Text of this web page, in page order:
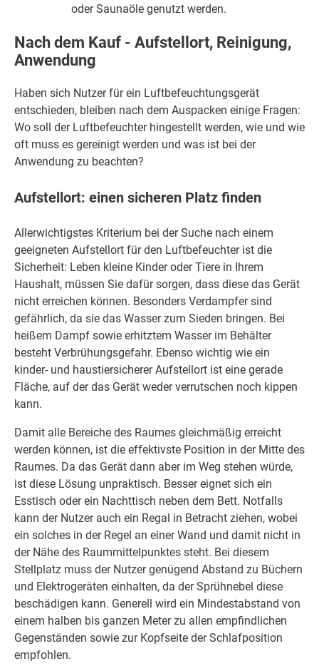
oder Saunaöle genutzt werden.
Nach dem Kauf - Aufstellort, Reinigung,
Anwendung
Haben sich Nutzer für ein Luftbefeuchtungsgerät
entschieden, bleiben nach dem Auspacken einige Fragen:
Wo soll der Luftbefeuchter hingestellt werden, wie und wie
oft muss es gereinigt werden und was ist bei der
Anwendung zu beachten?
Aufstellort: einen sicheren Platz finden
Allerwichtigstes Kriterium bei der Suche nach einem
geeigneten Aufstellort für den Luftbefeuchter ist die
Sicherheit: Leben kleine Kinder oder Tiere in Ihrem
Haushalt, müssen Sie dafür sorgen, dass diese das Gerät
nicht erreichen können. Besonders Verdampfer sind
gefährlich, da sie das Wasser zum Sieden bringen. Bei
heißem Dampf sowie erhitztem Wasser im Behälter
besteht Verbrühungsgefahr. Ebenso wichtig wie ein
kinder- und haustiersicherer Aufstellort ist eine gerade
Fläche, auf der das Gerät weder verrutschen noch kippen
kann.
Damit alle Bereiche des Raumes gleichmäßig erreicht
werden können, ist die effektivste Position in der Mitte des
Raumes. Da das Gerät dann aber im Weg stehen würde,
ist diese Lösung unpraktisch. Besser eignet sich ein
Esstisch oder ein Nachttisch neben dem Bett. Notfalls
kann der Nutzer auch ein Regal in Betracht ziehen, wobei
ein solches in der Regel an einer Wand und damit nicht in
der Nähe des Raummittelpunktes steht. Bei diesem
Stellplatz muss der Nutzer genügend Abstand zu Büchern
und Elektrogeräten einhalten, da der Sprühnebel diese
beschädigen kann. Generell wird ein Mindestabstand von
einem halben bis ganzen Meter zu allen empfindlichen
Gegenständen sowie zur Kopfseite der Schlafposition
empfohlen.